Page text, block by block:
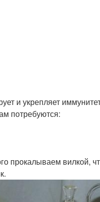
и укрепляет
потребуются:
прокалываем вилкой,